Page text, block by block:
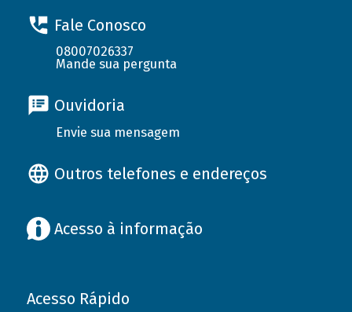
Fale Conosco
08007026337
Mande sua pergunta
Ouvidoria
Envie sua mensagem
Outros telefones e endereços
Acesso à informação
Acesso Rápido